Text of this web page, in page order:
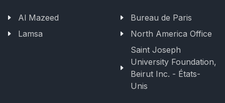
Al Mazeed
Lamsa
Bureau de Paris
North America Office
Saint Joseph
University Foundation,
Beirut Inc. - États-
Unis